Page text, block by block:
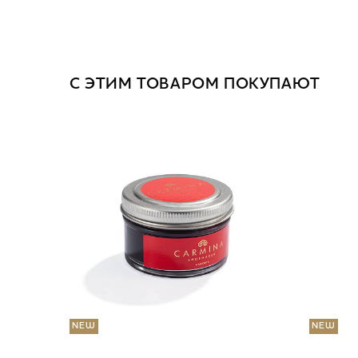
С ЭТИМ ТОВАРОМ ПОКУПАЮТ
NEW NEW